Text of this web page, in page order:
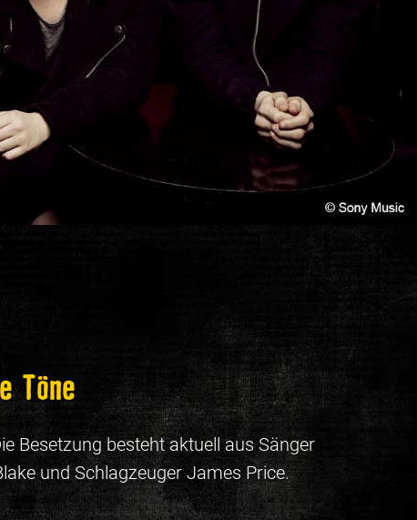
Töne
Besetzung besteht aktuell aus Sänger
und Schlagzeuger James Price.